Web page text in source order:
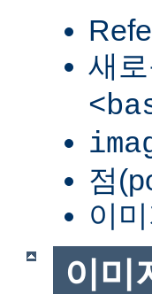
새
점
이
이미